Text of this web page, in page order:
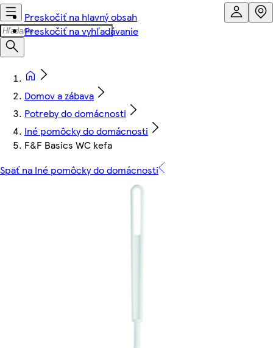
Preskočiť na hlavný obsah
Preskočiť na vyhľadávanie
Domov a zábava
Potreby do domácnosti
Iné pomôcky do domácnosti
F&F Basics WC kefa
Späť na Iné pomôcky do domácnosti